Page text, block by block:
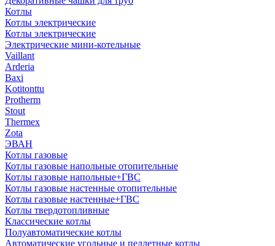
Котлы
Котлы электрические
Котлы электрические
Электрические мини-котельные
Vaillant
Arderia
Baxi
Kotitonttu
Protherm
Stout
Thermex
Zota
ЭВАН
Котлы газовые
Котлы газовые напольные отопительные
Котлы газовые напольные+ГВС
Котлы газовые настенные отопительные
Котлы газовые настенные+ГВС
Котлы твердотопливные
Классические котлы
Полуавтоматические котлы
Автоматические угольные и пеллетные котлы